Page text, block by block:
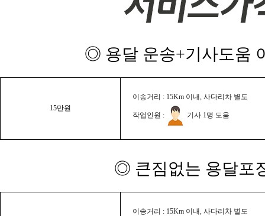
◎ 용달 운송+기사도움
15만원
이송거리 : 15Km 이내, 사다리차 별도
작업인원 : 기사 1명 도움
◎ 큰짐없는 용달포
이송거리 : 15Km 이내, 사다리차 별도